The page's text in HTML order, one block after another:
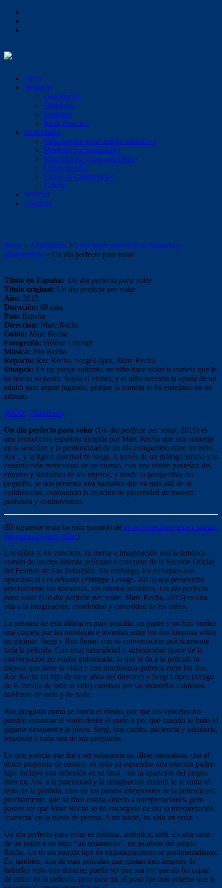
Inicio
Nosotros
Descripción
Objetivos
Estatutos
Junta directiva
Actividades
Voluntariado en el ámbito educativo
Mentoría socioeducativa
Voluntariado (otras entidades)
Ciclos de cine
Ciclos de conferencias
Galería
Noticias
Contacto
Inicio > Actividades > Cine sobre derechos de infancia y
adolescencia > Un día perfecto para volar
Título en España: Un día perfecto para volar
Título original: Un dia perfecte per volar
Año: 2015
Duración: 68 min.
País: España
Dirección: Marc Recha
Guión: Marc Recha
Fotografía: Hélène Louvart
Música: Pau Recha
Reparto: Roc Recha, Sergi López, Marc Recha
Sinopsis: En un paraje solitario, un niño hace volar la cometa que le
ha hecho su padre. Sopla el viento, y el niño necesita la ayuda de un
adulto para seguir jugando, porque la cometa se ha enredado en un
arbusto.
IMDB. Filmaffinity.
Un día perfecto para volar (Un dia perfecte per volar, 2015) es
una producción española dirigida por Marc Recha que nos sumerge
en la sencillez y la profundidad de un día compartido entre un niño,
Roc , y la figura paternal de Sergi. A través de un diálogo íntimo y la
construcción meticulosa de un cuento, con una visión panteísta del
entorno y simbólica de los objetos, y desde la perspectiva del
pequeño, se nos presenta una narrativa que va más allá de la
cotidianidad, explorando la relación de paternidad de manera
profunda y conmovedora.
(El siguiente texto ha sido extraído de https://cinedivergente.com/un-
dia-perfecto-para-volar/)
Los niños y, en concreto, su mente e imaginación son la temática
común de las dos últimas películas a concurso de la Sección Oficial
del Festival de San Sebastián. Sin embargo, los enfoques son
opuestos: si Les démons (Philippe Lesage, 2015) nos presentaba
precisamente los demonios, los miedos infantiles, Un día perfecto
para volar (Un dia perfecte per volar, Marc Recha, 2015) es una
oda a la imaginación, creatividad y curiosidad de los niños.
La premisa de esta última es muy sencilla: un padre y un hijo vuelan
una cometa por las montañas e inventan entre los dos historias sobre
un gigante. Sergi y Roc llenan con su conversación prácticamente
toda la película. Con total naturalidad y autenticidad (parte de la
conversación no estaba guionizada, lo que le da a la película la
torpeza que tiene la vida) y con muchísima química entre los dos,
Roc Recha (el hijo de siete años del director) y Sergi López (amigo
de la familia de toda la vida) caminan por las montañas catalanas
hablando de todo y de nada.
Roc pregunta cómo se forma el viento, por qué los vencejos no
pueden remontar el vuelo desde el suelo o por qué cuando se baña el
gigante desaparece la playa. Sergi, con cariño, paciencia y sabiduría,
responde a cada una de sus preguntas.
Lo que parecía que iba a ser solamente un filme naturalista, con el
único propósito de mostrar en todo su esplendor una relación padre-
hijo, incluye otra reflexión en su final, con la aparición del propio
director. Así, a la paternidad y la imaginación infantil se le suma el
tema de la pérdida. Uno de los puntos interesantes de la película era,
precisamente, que su final estaba abierto a interpretaciones, pero
parece ser que Marc Recha se ha encargado de dar la interpretación
‘correcta’ en la rueda de prensa. A mi juicio, ha sido un error.
Un día perfecto para volar es mínima, auténtica, sutil. Es una carta
de un padre a un hijo; “un testamento”, en palabras del propio
Recha. Lo es sin ningún tipo de empalagamiento ni sentimentalismo.
Es, también, una de esas películas que gustan más después de
haberlas visto que durante; puede ser que sea yo, que no fui capaz
de entrar en la película, pero para mí, el poso fue más potente que la